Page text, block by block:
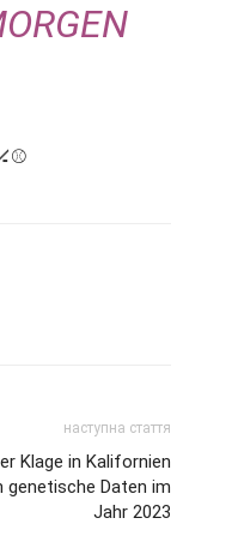
наступна стаття
Klage in Kalifornien
genetische Daten im
Jahr 2023